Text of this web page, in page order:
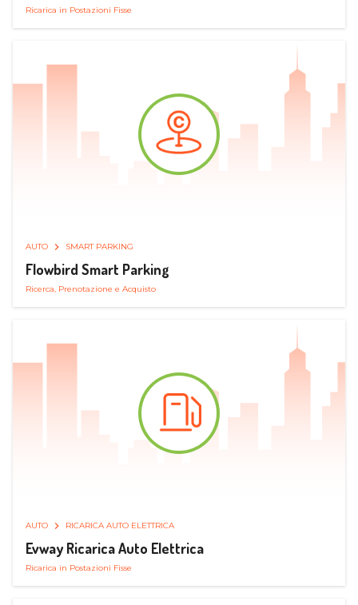
Ricarica in Postazioni Fisse
AUTO SMART PARKING
Flowbird Smart Parking
Ricerca, Prenotazione e Acquisto
AUTO RICARICA AUTO ELETTRICA
Evway Ricarica Auto Elettrica
Ricarica in Postazioni Fisse